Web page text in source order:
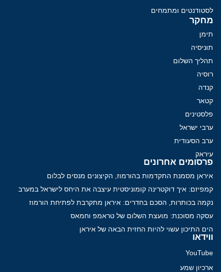
לסטודנטים ומתמחים
מחקר
תימן
תוניסיה
תהליך השלום
רוסיה
קנדה
קטאר
פלסטינים
ערבי ישראל
ערב הסעודית
עיראק
פרסומים אחרונים
איראן מסמנת התקדמות בהורמוז, הקיצונים מנסים לבלום
קמפיזם: איך דוקטרינה קומוניסטית עיצבה את היחס לישראל במערב
נקמה בכותרות, הסכם בחדרים: איראן מתקרבת לפתיחת הורמוז
עסקה מסוכנת: מועצת השלום של טראמפ וחמאס
הים התיכון עשוי להיות החזית הבאה של איראן
ווידאו
YouTube
ארכיון שמע